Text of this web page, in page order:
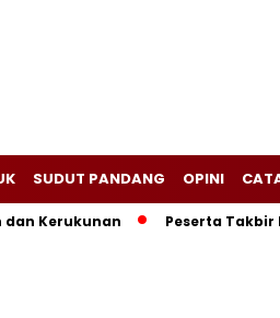
SUDUT PANDANG OPINI
dan Kerukunan Peserta Takbir